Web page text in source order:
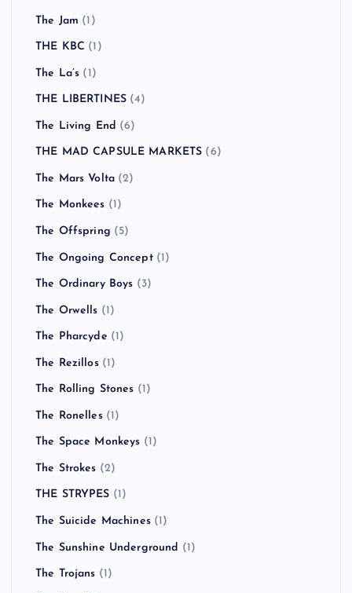
The Jam (1)
THE KBC (1)
The La’s (1)
THE LIBERTINES (4)
The Living End (6)
THE MAD CAPSULE MARKETS (6)
The Mars Volta (2)
The Monkees (1)
The Offspring (5)
The Ongoing Concept(1)
The Ordinary Boys (3)
The Orwells (1)
The Pharcyde (1)
The Rezillos(1)
The Rolling Stones (1)
The Ronelles(1)
The Space Monkeys (1)
The Strokes (2)
THE STRYPES (1)
The Suicide Machines(1)
The Sunshine Underground (1)
The Trojans (1)